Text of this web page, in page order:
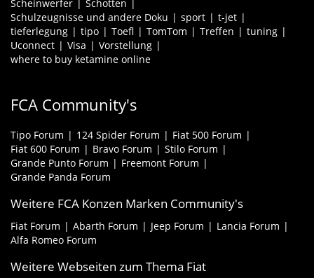
Scheinwerfer
Schotten
Schulzeugnisse und andere Doku
sport
t-jet
tieferlegung
tipo Toefl TomTom Treffen
tuning
Uconnect
Visa
Vorstellung
where to buy ketamine online
FCA Community's
Tipo Forum 124 Spider Forum
Fiat 500 Forum
Fiat 600 Forum
Bravo Forum
Stilo Forum
Grande Punto Forum
Freemont Forum
Grande Panda Forum
Weitere FCA Konzen Marken Community's
Fiat Forum Abarth Forum Jeep Forum
Lancia Forum
Alfa Romeo Forum
Weitere Webseiten zum Thema Fiat